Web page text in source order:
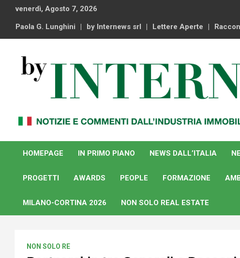
content
venerdì, Agosto 7, 2026
Paola G. Lunghini by Internews srl Lettere Aperte
By Internews
internazionale
HOMEPAGE
IN PRIMO PIANO NEWS DALL’ITALIA
PROGETTI AWARDS PEOPLE FORMAZIONE
MILANO-CORTINA 2026 NON SOLO REAL ESTATE
NON SOLO RE